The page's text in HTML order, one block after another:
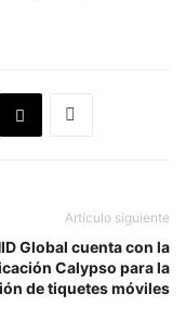
Artículo siguiente
Global cuenta con la
Calypso para la
de tiquetes móviles